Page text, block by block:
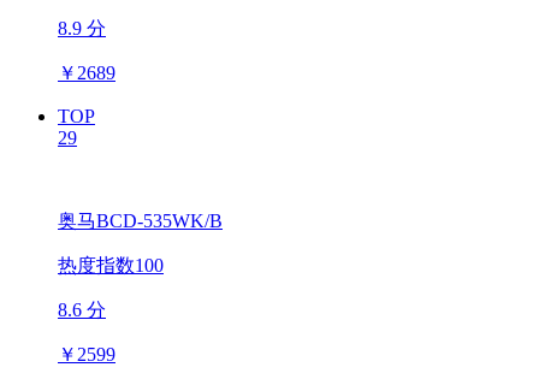
8.9 分
￥ 2689
TOP
29
奥马BCD-535WK/B
热度指数100
8.6 分
￥ 2599